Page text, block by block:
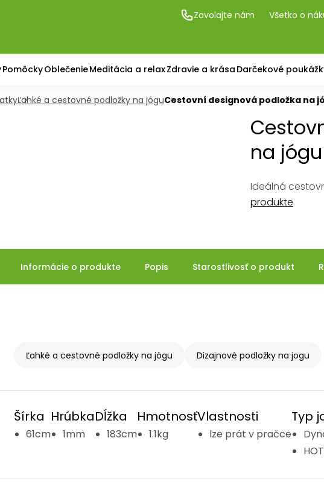
Zavolajte nám Všetko o
PomôckyOblečenieMeditácia a relaxZdravie a krása Darčekové
Ľahké a cestovné podložky na jóguCestovní designová podložka na
na
Ideálná
produkte
Informácie o produkte Popis Starostlivosť o produkt
Ľahké a cestovné podložky na jógu Dizajnové podložky na jogu
Šírka
61cm
Hrúbka
1mm
Dĺžka
183cm
Hmotnosť
1.1kg
Vlastnosti
lze prát v pračce
Typ